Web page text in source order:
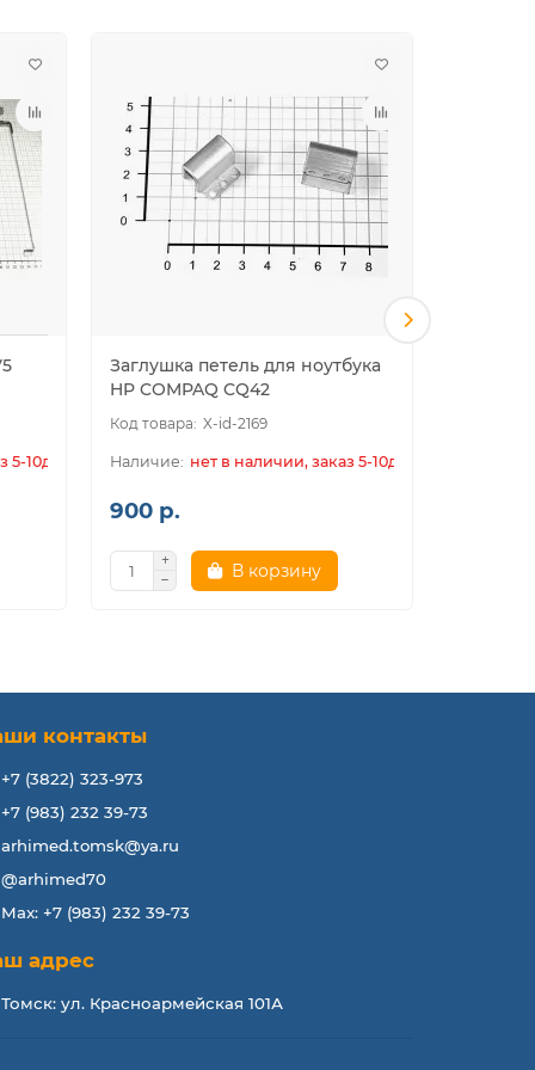
5-10дн.
Заглушка петель для ноутбука
HP COMPAQ CQ42
X-id-2169
нет в наличии, заказ 5-10дн.
900 р.
В корзину
контакты
+7 (3822) 323-973
+7 (983) 232 39-73
arhimed.tomsk@ya.ru
@arhimed70
Max: +7 (983) 232 39-73
адрес
Томск: ул. Красноармейская 101А